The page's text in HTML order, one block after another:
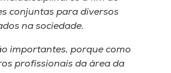
conjuntas para diversos
na sociedade.
importantes, porque como
profissionais da área da